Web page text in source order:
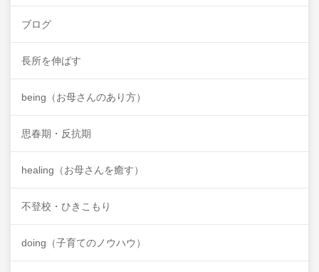
ブログ
長所を伸ばす
being（お母さんのあり方）
思春期・反抗期
healing（お母さんを癒す）
不登校・ひきこもり
doing（子育てのノウハウ）